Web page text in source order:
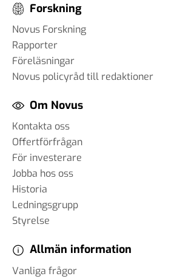
Forskning
Novus Forskning
Rapporter
Föreläsningar
Novus policyråd till redaktioner
Om Novus
Kontakta oss
Offertförfrågan
För investerare
Jobba hos oss
Historia
Ledningsgrupp
Styrelse
Allmän information
Vanliga frågor